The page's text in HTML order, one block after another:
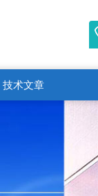
技术文章